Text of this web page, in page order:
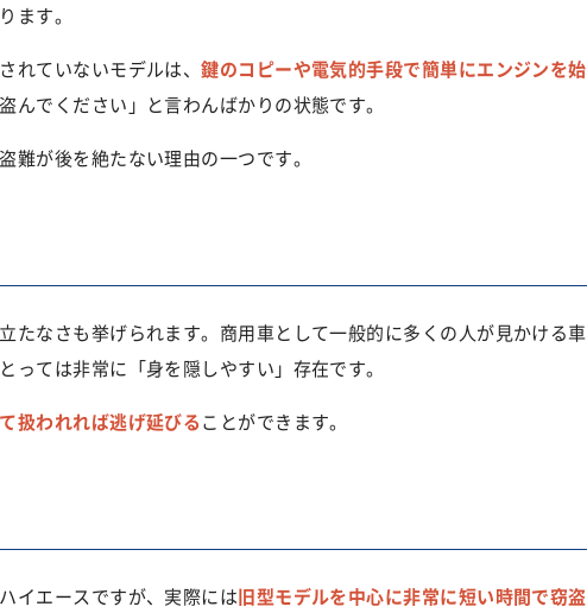
ます。
れていないモデルは、鍵のコピーや電気的手段で簡単にエンジンを始
でください」と言わんばかりの状態です。
が後を絶たない理由の一つです。
たなさも挙げられます。商用車として一般的に多くの人が見かける車
ては非常に「身を隠しやすい」存在です。
扱われれば逃げ延びることができます。
イエースですが、実際には旧型モデルを中心に非常に短い時間で窃盗